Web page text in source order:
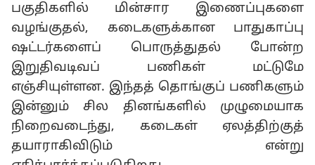
பகுதிகளில் மின்சார இணைப்புகளை
வழங்குதல், கடைகளுக்கான பாதுகாப்பு
ஷட்டர்களைப் பொருத்துதல் போன்ற
இறுதிவடிவப் பணிகள் மட்டுமே
எஞ்சியுள்ளன. இந்தத் தொங்குப் பணிகளும்
இன்னும் சில தினங்களில் முழுமையாக
நிறைவடைந்து, கடைகள் ஏலத்திற்குத்
தயாராகிவிடும் என்று